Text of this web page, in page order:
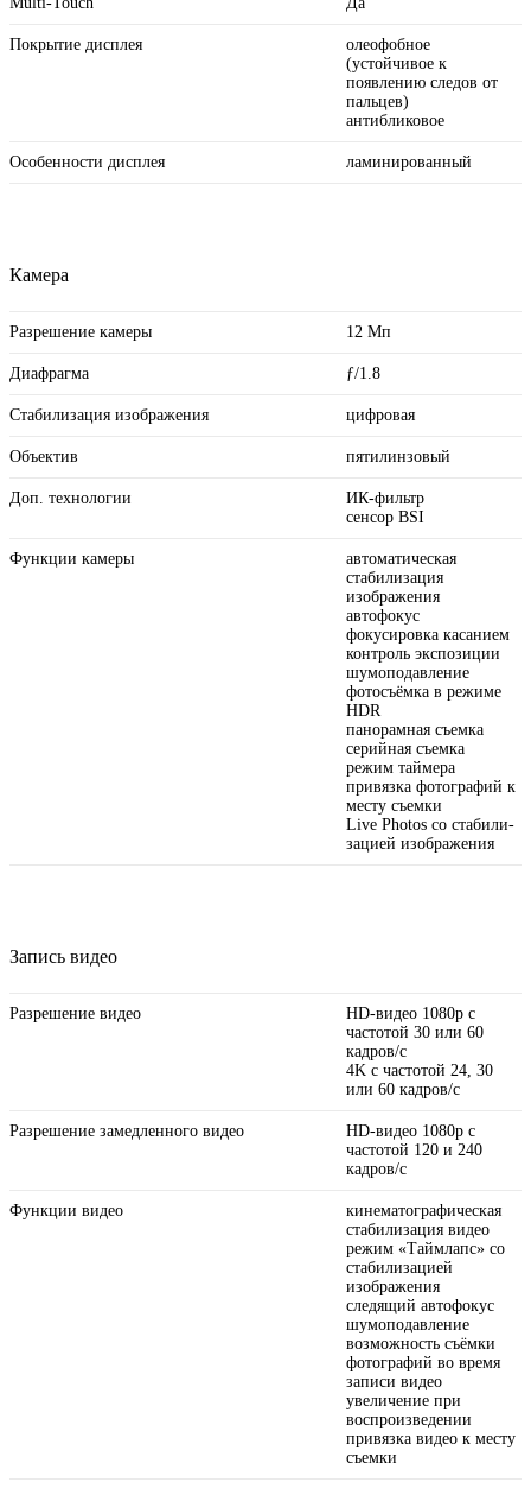
Покрытие дисплея
олеофобное
(устойчивое к
появлению следов от
пальцев)
антибликовое
Особенности дисплея ламинированный
Камера
Разрешение камеры 12 Мп
Диафрагма ƒ/1.8
Стабилизация изображения цифровая
Объектив пятилинзовый
Доп. технологии
ИК-фильтр
сенсор BSI
Функции камеры
автоматическая
стабилизация
изображения
автофокус
фокусировка касанием
контроль экспозиции
шумоподавление
фотосъёмка в режиме
HDR
панорамная съемка
серийная съемка
режим таймера
привязка фотографий к
месту съемки
Live Photos со стабили­
зацией изображения
Запись видео
Разрешение видео
HD-видео 1080p с
частотой 30 или 60
кадров/ с
4K с частотой 24, 30
или 60 кадров/ с
Разрешение замедленного видео
HD-видео 1080р с
частотой 120 и 240
кадров/ с
Функции видео
кинематографическая
стабилизация видео
режим «Таймлапс» со
стабили­зацией
изображения
следящий автофокус
шумоподавление
возможность съёмки
фотографий во время
записи видео
увеличение при
воспроизведении
привязка видео к месту
съемки